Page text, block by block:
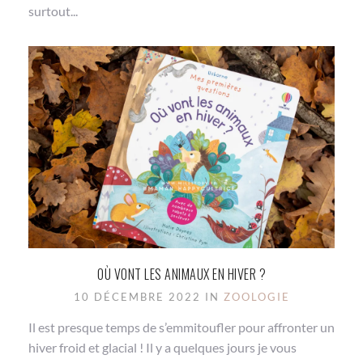
surtout...
OÙ VONT LES ANIMAUX EN HIVER ?
10 DÉCEMBRE 2022 IN ZOOLOGIE
Il est presque temps de s’emmitoufler pour affronter un
hiver froid et glacial ! Il y a quelques jours je vous